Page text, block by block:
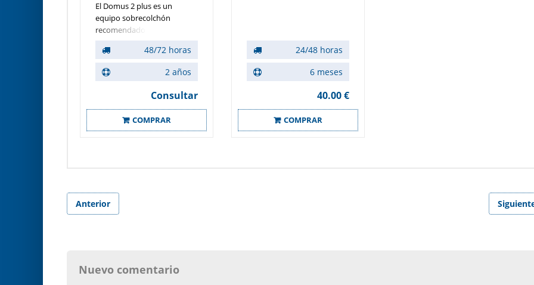
El Domus 2 plus es un
equipo sobrecolchón
recomendado para
pacientes de UPP's.
Soportando un peso
máximo de hasta 140 kilos,
es adecuado para tratar
úlceras de presión de hasta
48/72 horas
2 años
Consultar
COMPRAR
24/48 horas
6 meses
40.00 €
COMPRAR
Anterior
Nuevo comentario